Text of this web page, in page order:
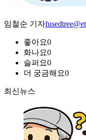
임철순 기자
좋아요0
화나요0
슬퍼요0
더 궁금해요0
최신뉴스